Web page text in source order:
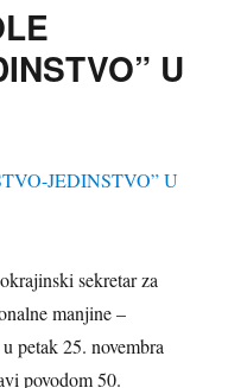
U
U
sekretar za
manjine –
petak 25. novembra
povodom 50.